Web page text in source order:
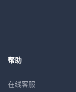
帮助
在线客服